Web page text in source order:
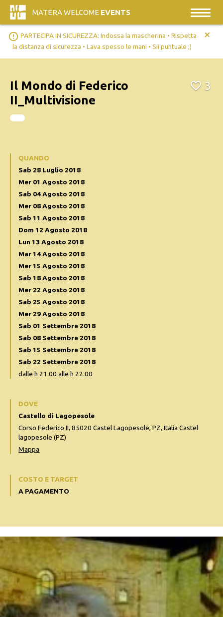
MATERA WELCOME EVENTS
error_outline PARTECIPA IN SICUREZZA: Indossa la mascherina • Rispetta
la distanza di sicurezza • Lava spesso le mani • Sii puntuale ;)
+
Il Mondo di Federico
II_Multivisione
3
QUANDO
Sab 28 Luglio 2018
Mer 01 Agosto 2018
Sab 04 Agosto 2018
Mer 08 Agosto 2018
Sab 11 Agosto 2018
Dom 12 Agosto 2018
Lun 13 Agosto 2018
Mar 14 Agosto 2018
Mer 15 Agosto 2018
Sab 18 Agosto 2018
Mer 22 Agosto 2018
Sab 25 Agosto 2018
Mer 29 Agosto 2018
Sab 01 Settembre 2018
Sab 08 Settembre 2018
Sab 15 Settembre 2018
Sab 22 Settembre 2018
dalle h 21.00 alle h 22.00
DOVE
Castello di Lagopesole
Corso Federico II, 85020 Castel Lagopesole, PZ, Italia Castel
lagopesole (PZ)
Mappa
COSTO E TARGET
A PAGAMENTO